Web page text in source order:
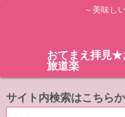
ス
～美味し
おてまえ拝見★
旅道楽
サイト内検索はこちら